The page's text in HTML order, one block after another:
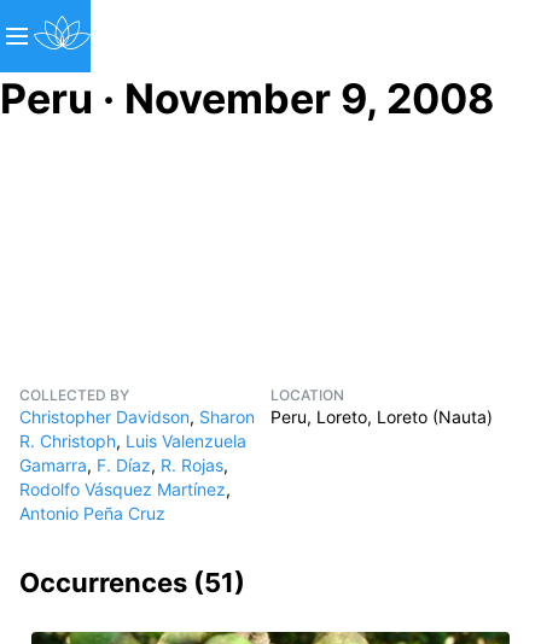
Peru · November 9, 2008
COLLECTED BY
Christopher Davidson, Sharon
R. Christoph, Luis Valenzuela
Gamarra, F. Díaz, R. Rojas,
Rodolfo Vásquez Martínez,
Antonio Peña Cruz
LOCATION
Peru, Loreto, Loreto (Nauta)
Occurrences (51)